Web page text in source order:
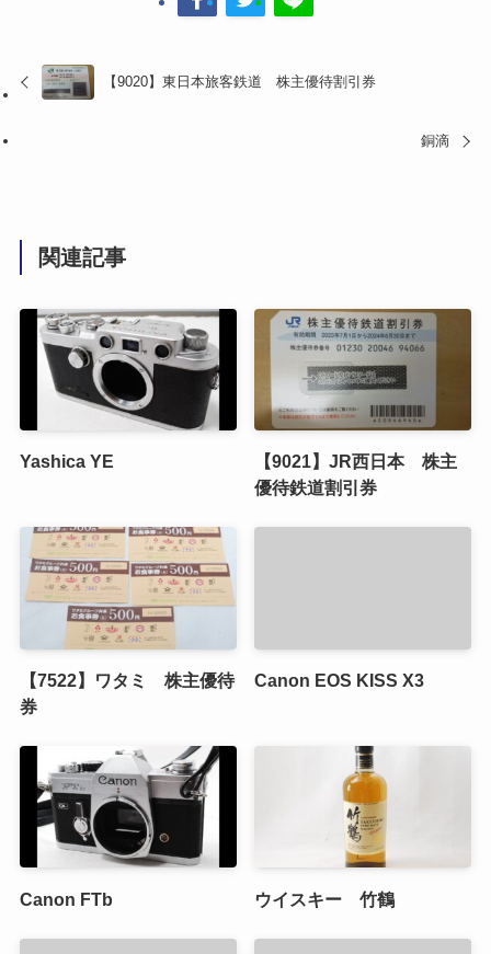
【9020】東日本旅客鉄道 株主優待割引券
銅滴
関連記事
Yashica YE
【9021】JR西日本 株主
優待鉄道割引券
【7522】ワタミ 株主優待
券
Canon EOS KISS X3
Canon FTb ウイスキー 竹鶴